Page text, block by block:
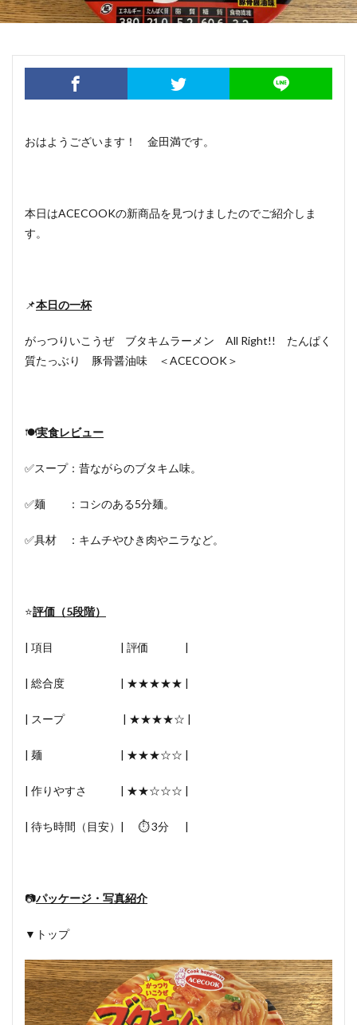
おはようございます！ 金田満です。
本日はACECOOKの新商品を見つけましたのでご紹介しま
す。
📌本日の一杯
がっつりいこうぜ ブタキムラーメン All Right!! たんぱく
質たっぶり 豚骨醤油味 ＜ACECOOK＞
🍽実食レビュー
✅スープ：昔ながらのブタキム味。
✅麺 ：コシのある5分麺。
✅具材 ：キムチやひき肉やニラなど。
⭐️評価（5段階）
| 項目 | 評価 |
| 総合度 | ★★★★★ |
| スープ | ★★★★☆ |
| 麺 | ★★★☆☆ |
| 作りやすさ | ★★☆☆☆ |
| 待ち時間（目安）| ⏱ 3分 |
📷パッケージ・写真紹介
▼トップ